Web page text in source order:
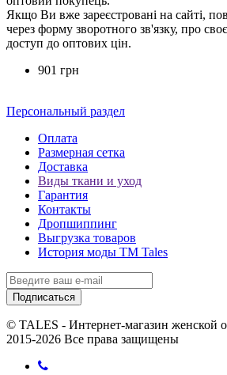
Якщо Ви вже зареєстровані на сайті,
через форму зворотного зв'язку, про
доступ до оптових цін.
901 грн
Персональный раздел
Оплата
Размерная сетка
Доставка
Виды ткани и уход
Гарантия
Контакты
Дропшиппинг
Выгрузка товаров
История моды ТМ Tales
Подписаться
© TALES - Интернет-магазин женской
2015-2026 Все права защищены